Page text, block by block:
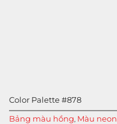
Color Palette #878
Bảng màu hồng, Màu neon